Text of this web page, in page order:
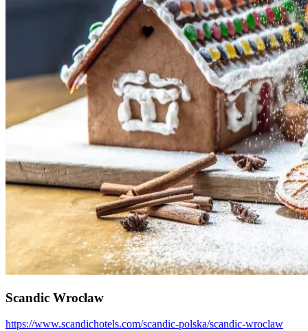
Scandic Wrocław
https://www.scandichotels.com/scandic-polska/scandic-wroclaw